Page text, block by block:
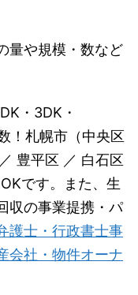
量や規模・数など
・3DK・
！札幌市（中央区
豊平区 ／ 白石区
です。また、生
収の事業提携・パ
護士・行政書士事
会社・物件オーナ